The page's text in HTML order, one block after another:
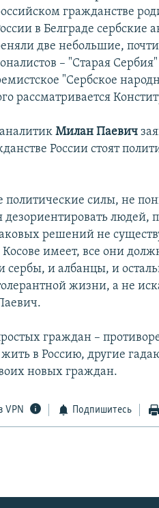
гражданстве
в Белграде сербские
две небольшие,
– "Старая
"Сербское
рассматривается
Милан Паевич
России стоят
политические силы, не
людей,
решений не
имеет, все они
сербы, и албанцы, и
жизни, а не
граждан –
в Россию, другие
новых граждан.
VPN Подпишитесь